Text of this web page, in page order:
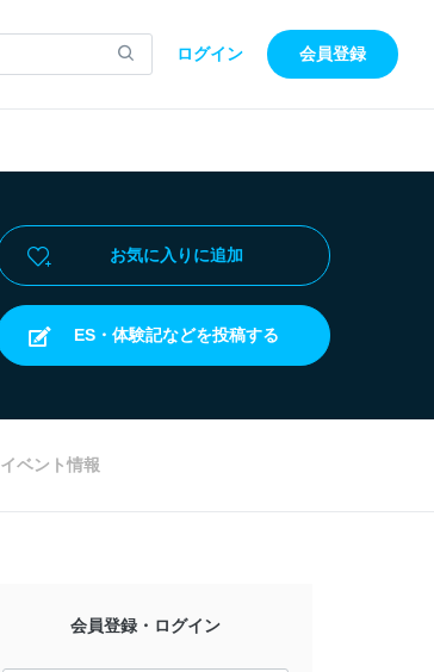
ログイン 会員登録
お気に入りに追加
ES・体験記などを投稿する
イベント情報
会員登録・ログイン